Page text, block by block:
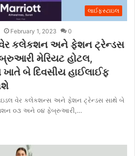
લાઈફસ્ટાઇલ
February 1, 2023 0
વેર કલેકશન અને ફેશન ટ્રેન્ડસ
મેરિયટ હોટલ,
બે દિવસીય હાઈલાઈફ
વેર કલેકશન્સ અને ફેશન ટ્રેન્ડસ સાથે બે
૦૩ અને ૦૪ ફેબ્રુઆરી,…